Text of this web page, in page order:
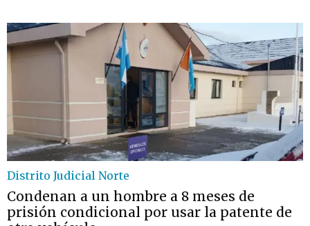
Distrito Judicial Norte
Condenan a un hombre a 8 meses de
prisión condicional por usar la patente de